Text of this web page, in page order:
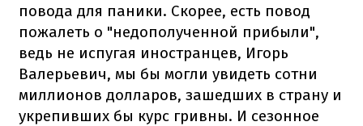
повода для паники. Скорее, есть повод
пожалеть о "недополученной прибыли",
ведь не испугая иностранцев, Игорь
Валерьевич, мы бы могли увидеть сотни
миллионов долларов, зашедших в страну и
укрепивших бы курс гривны. И сезонное